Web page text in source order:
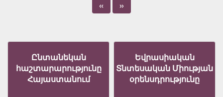
« »
Ընտանեկան
հաշտարարությունը
Հայաստանում
Եվրասիական
Տնտեսական Միության
օրենսդրությունը